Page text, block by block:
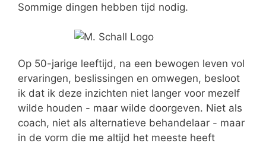
Sommige dingen hebben tijd nodig.
Op 50-jarige leeftijd, na een bewogen leven vol
ervaringen, beslissingen en omwegen, besloot
ik dat ik deze inzichten niet langer voor mezelf
wilde houden - maar wilde doorgeven. Niet als
coach, niet als alternatieve behandelaar - maar
in de vorm die me altijd het meeste heeft